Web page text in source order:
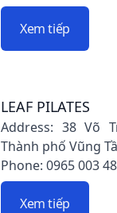
Xem tiếp
LEAF PILATES
Address: 38 Võ
Thành phố Vũng
Phone: 0965 003
Xem tiếp